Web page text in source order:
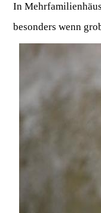
In
besonders wenn